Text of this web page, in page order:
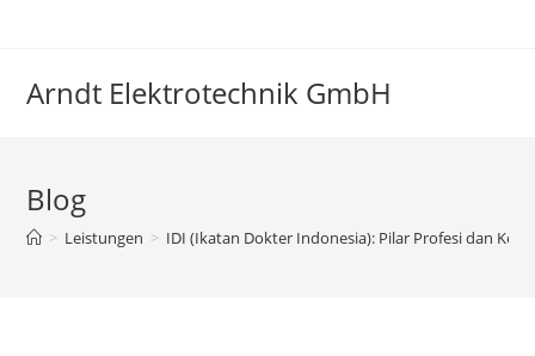
Arndt Elektrotechnik GmbH
Blog
> Leistungen > IDI (Ikatan Dokter Indonesia): Pilar Profesi dan